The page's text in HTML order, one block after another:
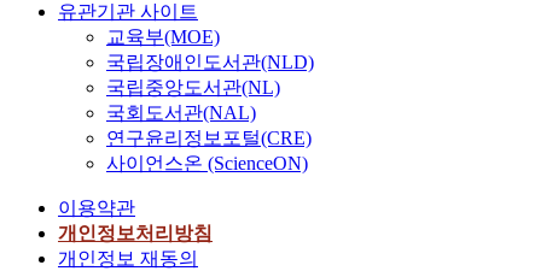
유관기관 사이트
교육부(MOE)
국립장애인도서관(NLD)
국립중앙도서관(NL)
국회도서관(NAL)
연구윤리정보포털(CRE)
사이언스온 (ScienceON)
이용약관
개인정보처리방침
개인정보 재동의